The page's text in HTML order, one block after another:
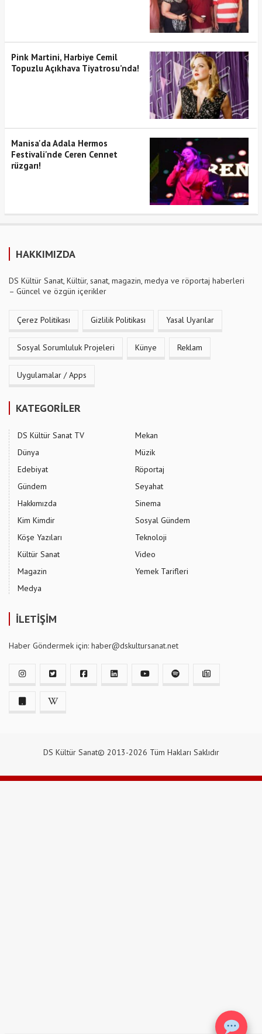
Pink Martini, Harbiye Cemil
Topuzlu Açıkhava Tiyatrosu’nda!
Manisa'da Adala Hermos
Festivali'nde Ceren Cennet
rüzgarı!
HAKKIMIZDA
DS Kültür Sanat, Kültür, sanat, magazin, medya ve röportaj haberleri
– Güncel ve özgün içerikler
Çerez Politikası Gizlilik Politikası Yasal Uyarılar
Sosyal Sorumluluk Projeleri Künye Reklam
Uygulamalar / Apps
KATEGORİLER
DS Kültür Sanat TV
Dünya
Edebiyat
Gündem
Hakkımızda
Kim Kimdir
Köşe Yazıları
Kültür Sanat
Magazin
Medya
Mekan
Müzik
Röportaj
Seyahat
Sinema
Sosyal Gündem
Teknoloji
Video
Yemek Tarifleri
İLETİŞİM
Haber Göndermek için: haber@dskultursanat.net
DS Kültür Sanat© 2013-2026 Tüm Hakları Saklıdır